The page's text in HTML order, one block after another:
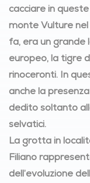
cacciare in
monte Vulture
fa, era un grande
europeo, la tigre
rinoceronti. In
anche la
dedito soltanto
selvatici.
La grotta in
Filiano
dell’evoluzione